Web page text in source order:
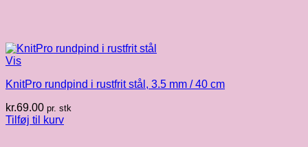
Vis
KnitPro rundpind i rustfrit stål, 3.5 mm / 40 cm
kr.69.00 pr. stk
Tilføj til kurv